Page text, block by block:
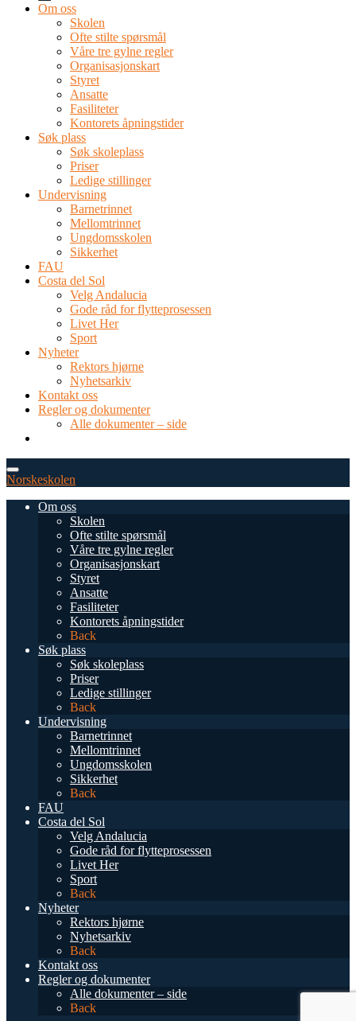
Om oss
Skolen
Ofte stilte spørsmål
Våre tre gylne regler
Organisasjonskart
Styret
Ansatte
Fasiliteter
Kontorets åpningstider
Søk plass
Søk skoleplass
Priser
Ledige stillinger
Undervisning
Barnetrinnet
Mellomtrinnet
Ungdomsskolen
Sikkerhet
FAU
Costa del Sol
Velg Andalucia
Gode råd for flytteprosessen
Livet Her
Sport
Nyheter
Rektors hjørne
Nyhetsarkiv
Kontakt oss
Regler og dokumenter
Alle dokumenter – side
Norskeskolen
Om oss
Skolen
Ofte stilte spørsmål
Våre tre gylne regler
Organisasjonskart
Styret
Ansatte
Fasiliteter
Kontorets åpningstider
Back
Søk plass
Søk skoleplass
Priser
Ledige stillinger
Back
Undervisning
Barnetrinnet
Mellomtrinnet
Ungdomsskolen
Sikkerhet
Back
FAU
Costa del Sol
Velg Andalucia
Gode råd for flytteprosessen
Livet Her
Sport
Back
Nyheter
Rektors hjørne
Nyhetsarkiv
Back
Kontakt oss
Regler og dokumenter
Alle dokumenter – side
Back